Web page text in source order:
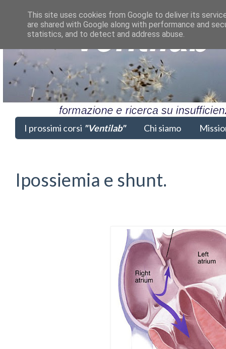
I prossimi corsi "Ventilab" Chi siamo
Ipossiemia e shunt.
This site uses cookies from Google to deliver its
are shared with Google along with performance and
statistics, and to detect and address abuse.